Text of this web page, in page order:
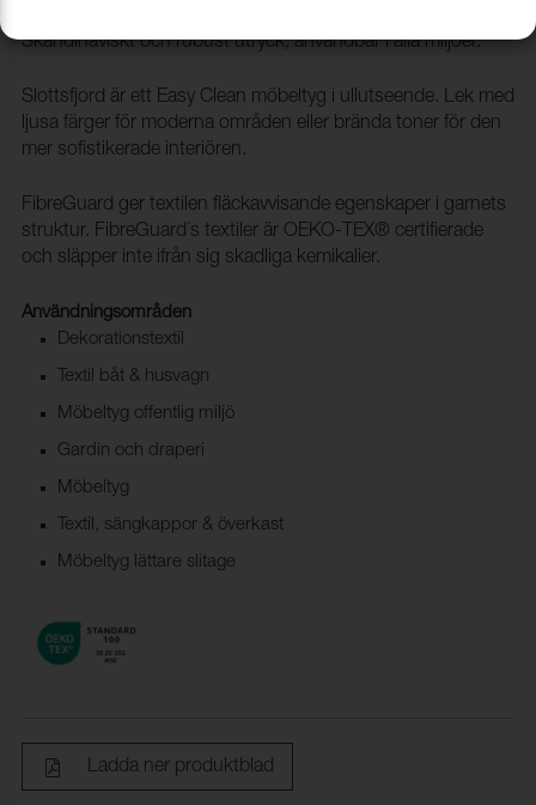
Skandinaviskt och rubust utryck, användbar i alla miljöer.
Slottsfjord är ett Easy Clean möbeltyg i ullutseende. Lek med
ljusa färger för moderna områden eller brända toner för den
mer sofistikerade interiören.
FibreGuard ger textilen fläckavvisande egenskaper i garnets
struktur. FibreGuard´s textiler är OEKO-TEX® certifierade
och släpper inte ifrån sig skadliga kemikalier.
Användningsområden
Dekorationstextil
Textil båt & husvagn
Möbeltyg offentlig miljö
Gardin och draperi
Möbeltyg
Textil, sängkappor & överkast
Möbeltyg lättare slitage
Ladda ner produktblad